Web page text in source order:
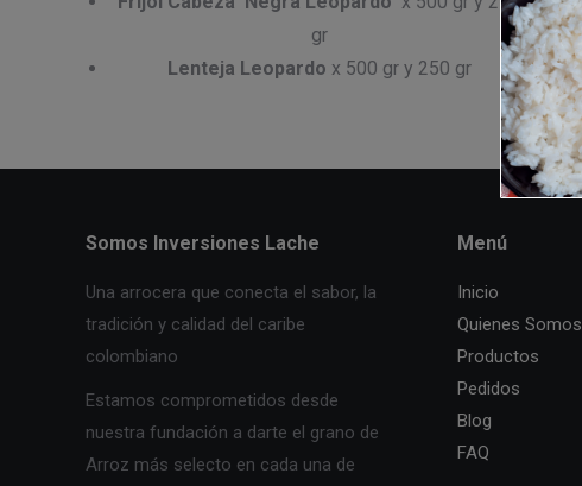
gr
Lenteja Leopardo x 500 gr y 250 gr
Somos Inversiones Lache
Una arrocera que conecta el sabor, la
tradición y calidad del caribe
colombiano
Estamos comprometidos desde
nuestra fundación a darte el grano de
Arroz más selecto en cada una de
Menú
Inicio
Quienes Somos
Productos
Pedidos
Blog
FAQ